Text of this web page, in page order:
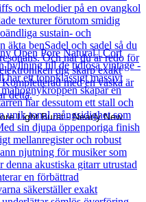
Light Burst - Nearly New